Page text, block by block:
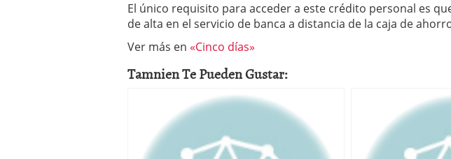
acelera la rentabilidad? 12 de diciembre de 2025
Meses sin intereses: Cómo aprovechar esta opción
compras
Planificar tu herencia también es una decisión
a los costes
21 de noviembre de 2025
¿Cuánto cuesta un software punto de venta?
El único requisito para acceder a este crédito personal es
de alta en el servicio de banca a distancia de la caja de
Ver más en «Cinco días»
Tamnien Te Pueden Gustar: